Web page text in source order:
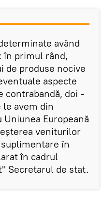
având
în primul rând,
de produse nocive
aspecte
contrabandă, doi -
le avem din
Europeană
veniturilor
în
în cadrul
Secretarul de stat.